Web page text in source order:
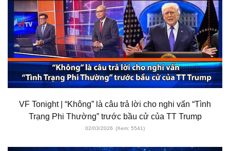
VF Tonight | “Không” là câu trả lời cho nghi vấn “Tình
Trạng Phi Thường” trước bầu cử của TT Trump
02/03/2026 (Xem: 5541)